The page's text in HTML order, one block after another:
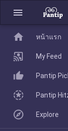
menu
home
Pantip Pick
home หน้าแรก
My Feed
Pantip
Pantip
Explore